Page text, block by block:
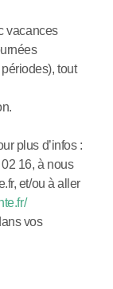
vacances
tout
plus d’infos :
16, à nous
et/ou à aller
vos